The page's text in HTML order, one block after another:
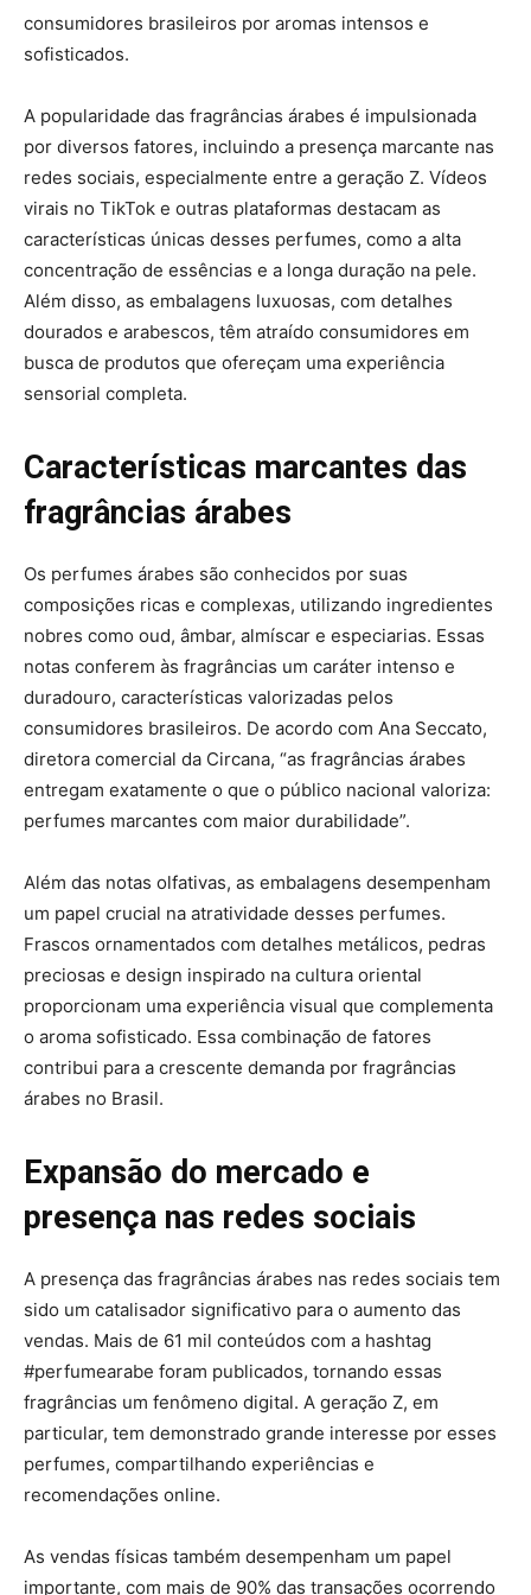
consumidores brasileiros por aromas intensos e
sofisticados.
A popularidade das fragrâncias árabes é impulsionada
por diversos fatores, incluindo a presença marcante nas
redes sociais, especialmente entre a geração Z. Vídeos
virais no TikTok e outras plataformas destacam as
características únicas desses perfumes, como a alta
concentração de essências e a longa duração na pele.
Além disso, as embalagens luxuosas, com detalhes
dourados e arabescos, têm atraído consumidores em
busca de produtos que ofereçam uma experiência
sensorial completa.
Características marcantes das
fragrâncias árabes
Os perfumes árabes são conhecidos por suas
composições ricas e complexas, utilizando ingredientes
nobres como oud, âmbar, almíscar e especiarias. Essas
notas conferem às fragrâncias um caráter intenso e
duradouro, características valorizadas pelos
consumidores brasileiros. De acordo com Ana Seccato,
diretora comercial da Circana, “as fragrâncias árabes
entregam exatamente o que o público nacional valoriza:
perfumes marcantes com maior durabilidade”.
Além das notas olfativas, as embalagens desempenham
um papel crucial na atratividade desses perfumes.
Frascos ornamentados com detalhes metálicos, pedras
preciosas e design inspirado na cultura oriental
proporcionam uma experiência visual que complementa
o aroma sofisticado. Essa combinação de fatores
contribui para a crescente demanda por fragrâncias
árabes no Brasil.
Expansão do mercado e
presença nas redes sociais
A presença das fragrâncias árabes nas redes sociais tem
sido um catalisador significativo para o aumento das
vendas. Mais de 61 mil conteúdos com a hashtag
#perfumearabe foram publicados, tornando essas
fragrâncias um fenômeno digital. A geração Z, em
particular, tem demonstrado grande interesse por esses
perfumes, compartilhando experiências e
recomendações online.
As vendas físicas também desempenham um papel
importante, com mais de 90% das transações ocorrendo